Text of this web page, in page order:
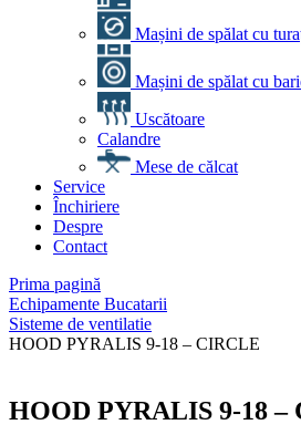
Mașini de spălat cu
Mașini de spălat cu
Uscătoare
Calandre
Mese de călcat
Service
Închiriere
Despre
Contact
Prima pagină
Echipamente Bucatarii
Sisteme de ventilatie
HOOD PYRALIS 9-18 – CIRCLE
HOOD PYRALIS 9-18 –